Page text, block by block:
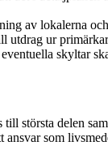
av lokalerna
ur
skyltar
största delen
som